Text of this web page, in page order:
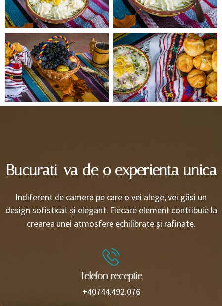
Bucurati-va de o experienta unica
Indiferent de camera pe care o vei alege, vei găsi un
design sofisticat și elegant. Fiecare element contribuie la
crearea unei atmosfere echilibrate și rafinate.
Telefon receptie
+40744.492.076